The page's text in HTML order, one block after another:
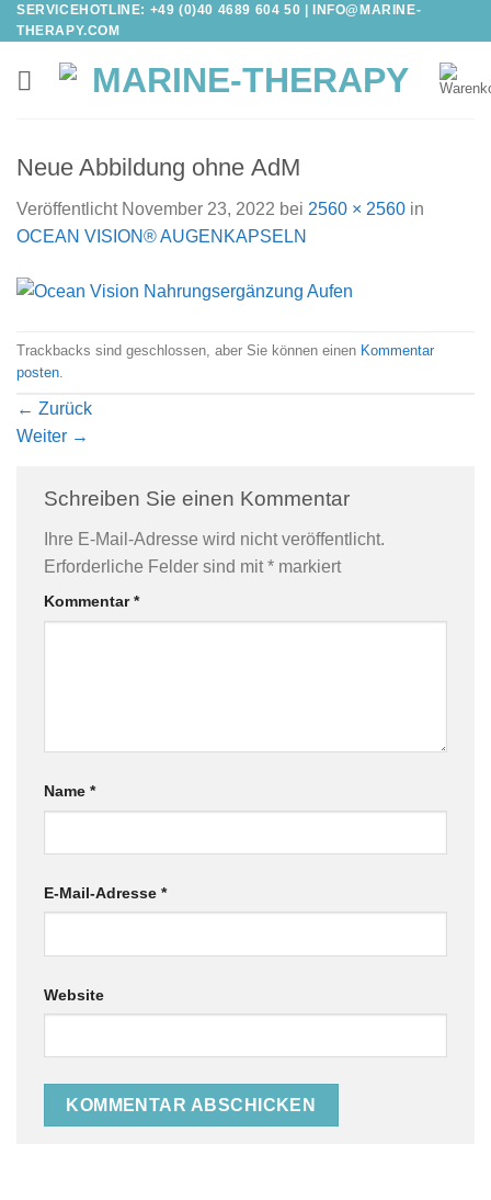
Zum
Inhalt
springen
SERVICEHOTLINE: +49 (0)40 4689 604 50 |
INFO@MARINE-
THERAPY.COM
Neue Abbildung ohne AdM
Veröffentlicht November 23, 2022 bei 2560 × 2560 in
OCEAN VISION® AUGENKAPSELN
Trackbacks sind geschlossen, aber Sie können einen Kommentar
posten
← Zurück
Weiter →
Schreiben Sie einen Kommentar
Ihre E-Mail-Adresse wird nicht veröffentlicht.
Erforderliche Felder sind mit* markiert
Kommentar*
Name *
E-Mail-Adresse *
Website